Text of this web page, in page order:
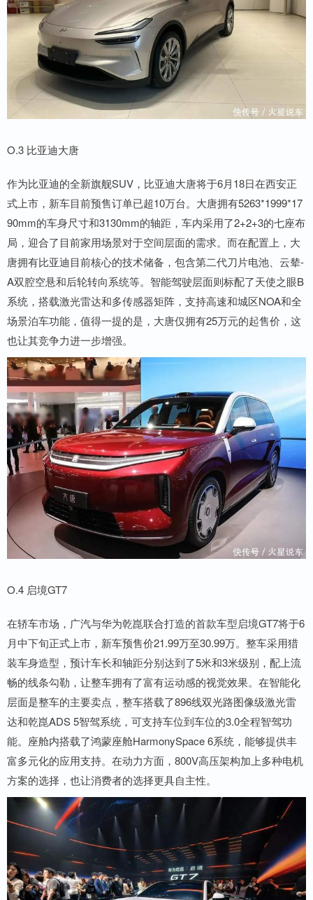
O.3 比亚迪大唐
作为比亚迪的全新旗舰SUV，比亚迪大唐将于6月18日在西安正
式上市，新车目前预售订单已超10万台。大唐拥有5263*1999*17
90mm的车身尺寸和3130mm的轴距，车内采用了2+2+3的七座布
局，迎合了目前家用场景对于空间层面的需求。而在配置上，大
唐拥有比亚迪目前核心的技术储备，包含第二代刀片电池、云辇-
A双腔空悬和后轮转向系统等。智能驾驶层面则标配了天使之眼B
系统，搭载激光雷达和多传感器矩阵，支持高速和城区NOA和全
场景泊车功能，值得一提的是，大唐仅拥有25万元的起售价，这
也让其竞争力进一步增强。
O.4 启境GT7
在轿车市场，广汽与华为乾崑联合打造的首款车型启境GT7将于6
月中下旬正式上市，新车预售价21.99万至30.99万。整车采用猎
装车身造型，预计车长和轴距分别达到了5米和3米级别，配上流
畅的线条勾勒，让整车拥有了富有运动感的视觉效果。在智能化
层面是整车的主要卖点，整车搭载了896线双光路图像级激光雷
达和乾崑ADS 5智驾系统，可支持车位到车位的3.0全程智驾功
能。座舱内搭载了鸿蒙座舱HarmonySpace 6系统，能够提供丰
富多元化的应用支持。在动力方面，800V高压架构加上多种电机
方案的选择，也让消费者的选择更具自主性。